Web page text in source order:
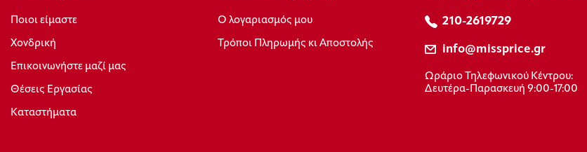
Ποιοι είμαστε
Xονδρική
Επικοινωνήστε μαζί μας
Θέσεις Εργασίας
Καταστήματα
Ο λογαριασμός μου
Τρόποι Πληρωμής κι Αποστολής
210-2619729
info@missprice.gr
Ωράριο Τηλεφωνικού Κέντρου:
Δευτέρα-Παρασκευή 9:00-17:00